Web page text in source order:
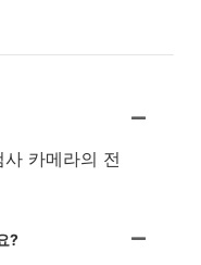
카메라의 전
?